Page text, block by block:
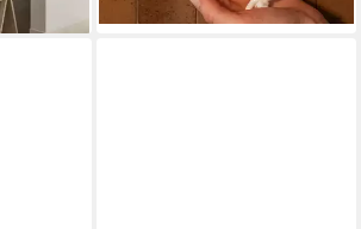
bei dir